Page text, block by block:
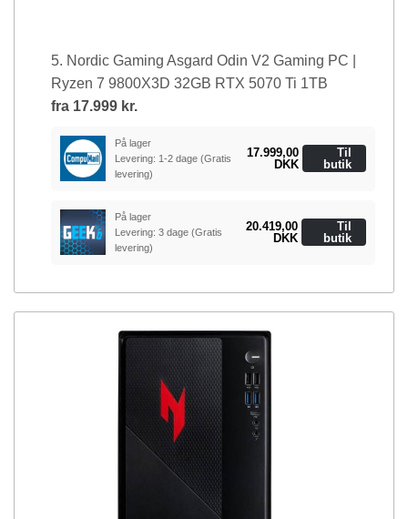
5. Nordic Gaming Asgard Odin V2 Gaming PC |
Ryzen 7 9800X3D 32GB RTX 5070 Ti 1TB
fra 17.999 kr.
På lager
Levering: 1-2 dage (Gratis
levering)
17.999,00
DKK
Til
butik
På lager
Levering: 3 dage (Gratis
levering)
20.419,00
DKK
Til
butik